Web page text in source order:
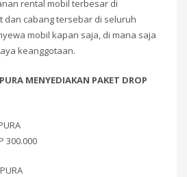
rental mobil terbesar di
dan cabang tersebar di seluruh
mobil kapan saja, di mana saja
keanggotaan.
MENYEDIAKAN PAKET DROP
300.000